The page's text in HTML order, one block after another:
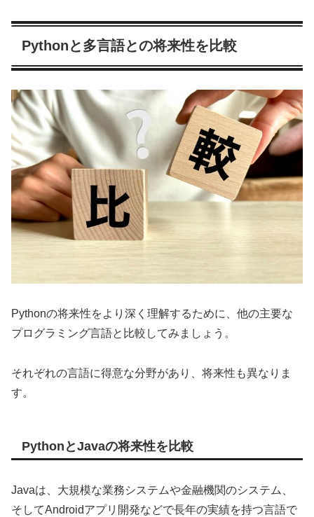
Pythonと多言語との将来性を比較
Pythonの将来性をより深く理解するために、他の主要な
プログラミング言語と比較してみましょう。
それぞれの言語に得意な分野があり、将来性も異なりま
す。
PythonとJavaの将来性を比較
Javaは、大規模な業務システムや金融機関のシステム、
そしてAndroidアプリ開発などで長年の実績を持つ言語で